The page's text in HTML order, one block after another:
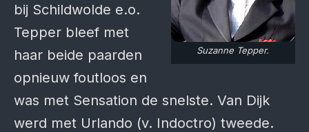
Suzanne Tepper.
bij Schildwolde e.o.
Tepper bleef met
haar beide paarden
opnieuw foutloos en
was met Sensation de snelste. Van Dijk
werd met Urlando (v. Indoctro) tweede.